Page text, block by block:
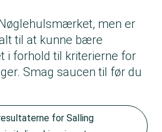
men er
til at kunne bære
i forhold til kriterierne for
Smag saucen til før du
for Salling